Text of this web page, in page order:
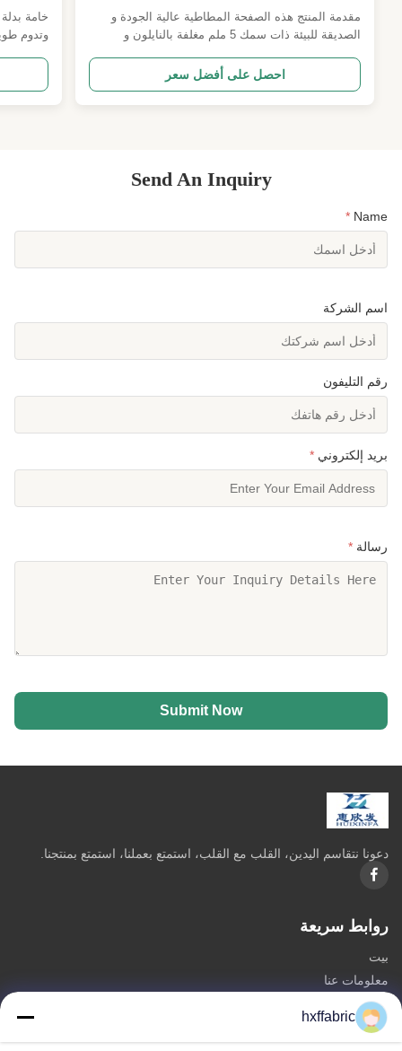
المواد المعدات الوقائية الأقمشة البدلة الغوص
الأقمشة الحصان السوار الأحزمة الأقمشة
مقدمة المنتج هذه الصفحة المطاطية عالية الجودة و
الصديقة للبيئة ذات سمك 5 ملم مغلفة بالنايلون و
مختلفة في مصانع المنتجات النهائية. سمات المنتج وحدة
FOB:البنك المركزي الـ MOQ:200 سعر الشحن:10-15
التعبئة والتسليم:العادة المعلمات التقنية الصفة القيمة
احصل على أفضل سعر
وتدوم
مادة
Send An Inquiry
Name
*
اسم الشركة
رقم التليفون
بريد إلكتروني *
رسالة *
Submit Now
دعونا نتقاسم اليدين، القلب مع القلب، استمتع بعملنا، استمتع بمنتجنا.
روابط سريعة
بيت
معلومات عنا
المنتجات
اتصل بنا
hxffabric